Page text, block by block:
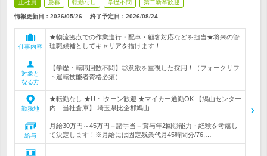
正社員 急募 転勤なし 学歴不問 第二新卒歓迎
情報更新日：2026/05/26 終了予定日： 2026/08/24
仕事内容
★物流拠点での作業進行・配車・顧客対応などを担当★将来の管
理職候補としてキャリアを描けます！
対象と
なる方
【学歴・転職回数不問】◎意欲を重視した採用！（フォークリフ
ト運転技能者資格必須）
勤務地
★転勤なし ★U・Iターン歓迎 ★マイカー通勤OK 【鳩山センター
内 当社倉庫】 埼玉県比企郡鳩山…
給与
月給30万円～45万円＋諸手当＋賞与年2回◎能力・経験を考慮し
て決定します！※月給には固定残業代月45時間分/76,…